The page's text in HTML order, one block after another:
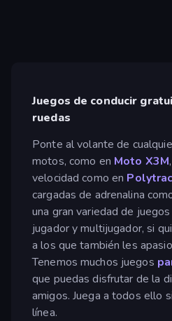
Juegos de conducir
ruedas
Ponte al volante de
motos, como en Moto X3M
velocidad como en
cargadas de adrenalina
una gran variedad de
jugador y multijugador, si
a los que también les
Tenemos muchos juegos
que puedas disfrutar de la
amigos. Juega a todos ello
línea.